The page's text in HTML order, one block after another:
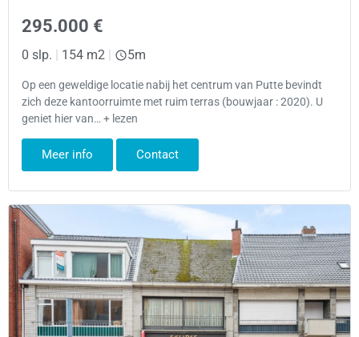
295.000 €
0 slp. | 154 m2 | 5m
Op een geweldige locatie nabij het centrum van Putte bevindt
zich deze kantoorruimte met ruim terras (bouwjaar : 2020). U
geniet hier van… + lezen
Meer info Contact